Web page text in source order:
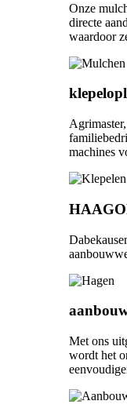
Onze
directe
waardoor
machines
Met ons
wordt het